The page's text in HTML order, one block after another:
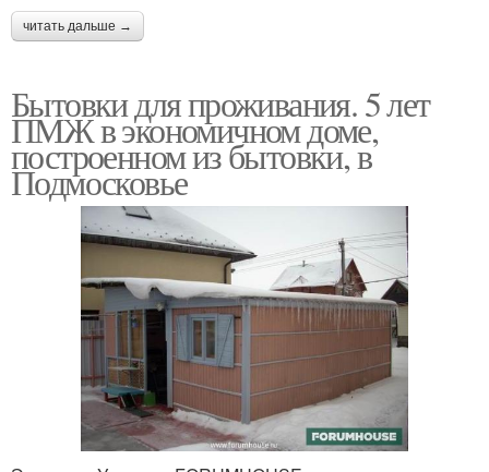
читать дальше →
Бытовки для проживания. 5 лет
ПМЖ в экономичном доме,
построенном из бытовки, в
Подмосковье